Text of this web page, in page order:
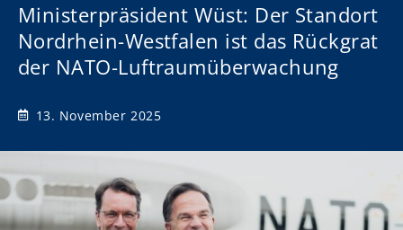
Ministerpräsident Wüst: Der Standort
Nordrhein-Westfalen ist das Rückgrat
der NATO-Luftraumüberwachung
13. November 2025